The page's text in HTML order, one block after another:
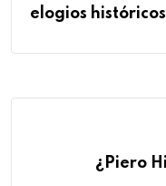
elogios históricos
¿Piero